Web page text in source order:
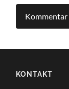
KONTAKT